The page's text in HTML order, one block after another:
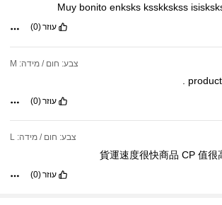
Muy bonito enksks ksskkskss
עוזר(0)
צבע: חום / מידה: M
.
עוזר(0)
צבע: חום / מידה: L
貨運速度很快商品 CP 值很
עוזר(0)